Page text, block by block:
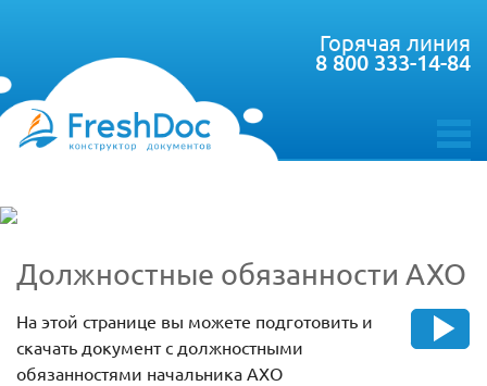
toggle
Горячая линия
8 800 333-14-84
Должностные обязанности АХО
На этой странице вы можете подготовить и
скачать документ с должностными
обязанностями начальника АХО